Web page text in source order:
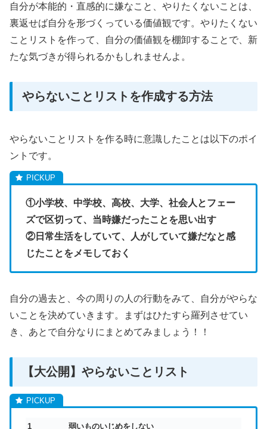
自分が本能的・直感的に嫌なこと、やりたくないことは、
裏返せば自分を形づくっている価値観です。やりたくない
ことリストを作って、自分の価値観を棚卸することで、新
たな気づきが得られるかもしれませんよ。
やらないことリストを作成する方法
やらないことリストを作る時に意識したことは以下のポイ
ントです。
①小学校、中学校、高校、大学、社会人とフェー
ズで区切って、当時嫌だったことを思い出す
②日常生活をしていて、人がしていて嫌だなと感
じたことをメモしておく
自分の過去と、今の周りの人の行動をみて、自分がやらな
いことを決めていきます。まずはひたすら羅列させてい
き、あとで自分なりにまとめてみましょう！！
【大公開】やらないことリスト
1 弱いものいじめをしない